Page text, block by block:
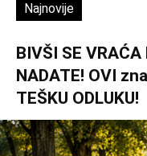
Najnovije
BIVŠI SE
NADATE! OVI
TEŠKU ODLUKU!